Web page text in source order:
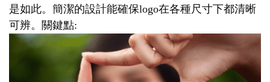
是如此。簡潔的設計能確保logo在各種尺寸下都清晰
可辨。關鍵點: